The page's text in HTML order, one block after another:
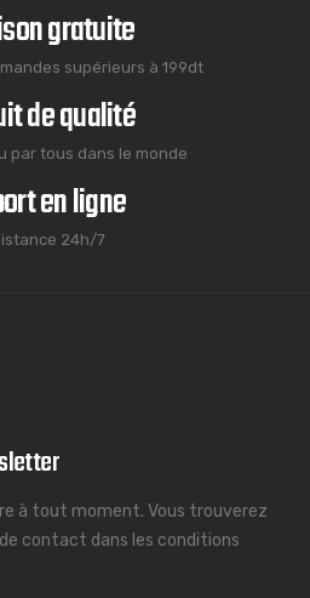
gratuite
supérieurs à 199dt
de qualité
par tous dans le monde
en ligne
24h/7
à tout moment. Vous trouverez
contact dans les conditions